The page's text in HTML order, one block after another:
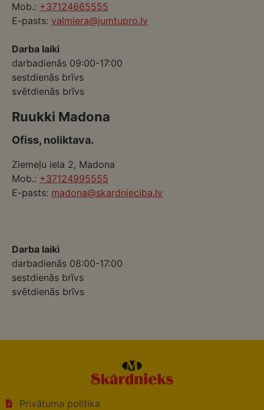
Mob.: +37124665555
E-pasts: valmiera@jumtupro.lv
Darba laiki
darbadienās 09:00-17:00
sestdienās brīvs
svētdienās brīvs
Ruukki Madona
Ofiss, noliktava.
Ziemeļu iela 2, Madona
Mob.: +37124995555
E-pasts: madona@skardnieciba.lv
Darba laiki
darbadienās 08:00-17:00
sestdienās brīvs
svētdienās brīvs
Privātuma politika